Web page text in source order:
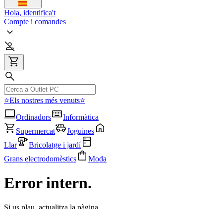
Hola, identifica't
Compte i comandes
⭐Els nostres més venuts⭐
Ordinadors
Informàtica
Supermercat
Joguines
Llar
Bricolatge i jardí
Grans electrodomèstics
Moda
Error intern.
Si us plau, actualitza la pàgina